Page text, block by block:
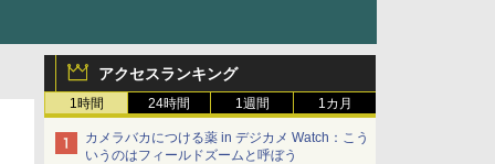
アクセスランキング
1時間 24時間 1週間 1カ月
カメラバカにつける薬 in デジカメ Watch：こう
いうのはフィールドズームと呼ぼう